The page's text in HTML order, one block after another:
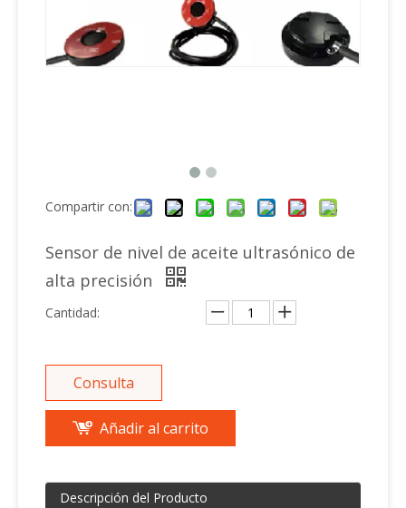
Compartir con:
Sensor de nivel de aceite ultrasónico de
alta precisión
Cantidad:
Consulta
Añadir al carrito
Descripción del Producto